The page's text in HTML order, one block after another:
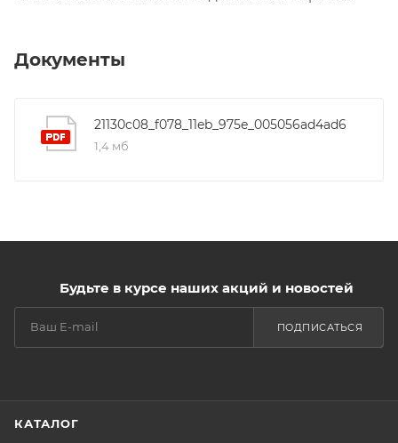
Документы
21130c08_f078_11eb_975e_005056ad4ad6
1,4 мб
Будьте в курсе наших акций и новостей
ПОДПИСАТЬСЯ
КАТАЛОГ